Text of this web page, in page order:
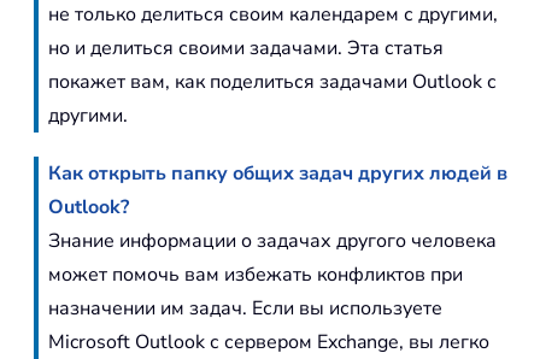
не только делиться своим календарем с другими,
но и делиться своими задачами. Эта статья
покажет вам, как поделиться задачами Outlook с
другими.
Как открыть папку общих задач других людей в
Outlook?
Знание информации о задачах другого человека
может помочь вам избежать конфликтов при
назначении им задач. Если вы используете
Microsoft Outlook с сервером Exchange, вы легко